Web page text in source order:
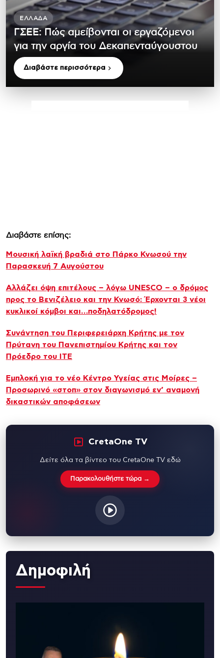
ΕΛΛΆΔΑ
ΓΣΕΕ: Πώς αμείβονται οι εργαζόμενοι
για την αργία του Δεκαπενταύγουστου
Διαβάστε περισσότερα
Διαβάστε επίσης:
Μουσική λαϊκή βραδιά στο Πάρκο Κνωσού την
Παρασκευή 7 Αυγούστου
Αλλάζει όψη επιτέλους – λόγω UNESCO – ο δρόμος
προς το Βενιζέλειο και την Κνωσό: Έρχονται 3 νέοι
κυκλικοί κόμβοι και…ποδηλατόδρομος!
Συνάντηση του Περιφερειάρχη Κρήτης με τον
Πρύτανη του Πανεπιστημίου Κρήτης και τον
Πρόεδρο του ΙΤΕ
Εμπλοκή για το νέο Κέντρο Υγείας στις Μοίρες –
Προσωρινό «στοπ» στον διαγωνισμό εν’ αναμονή
δικαστικών αποφάσεων
CretaOne TV
Δείτε όλα τα βίντεο του CretaOne TV εδώ
Παρακολουθήστε τώρα →
Δημοφιλή